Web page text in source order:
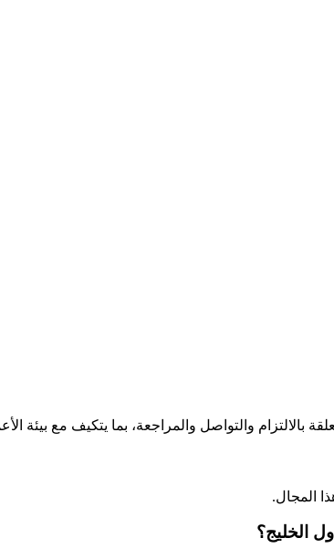
بالالتزام والتواصل والمراجعة، بما يتكيف مع بيئة
الخليج؟